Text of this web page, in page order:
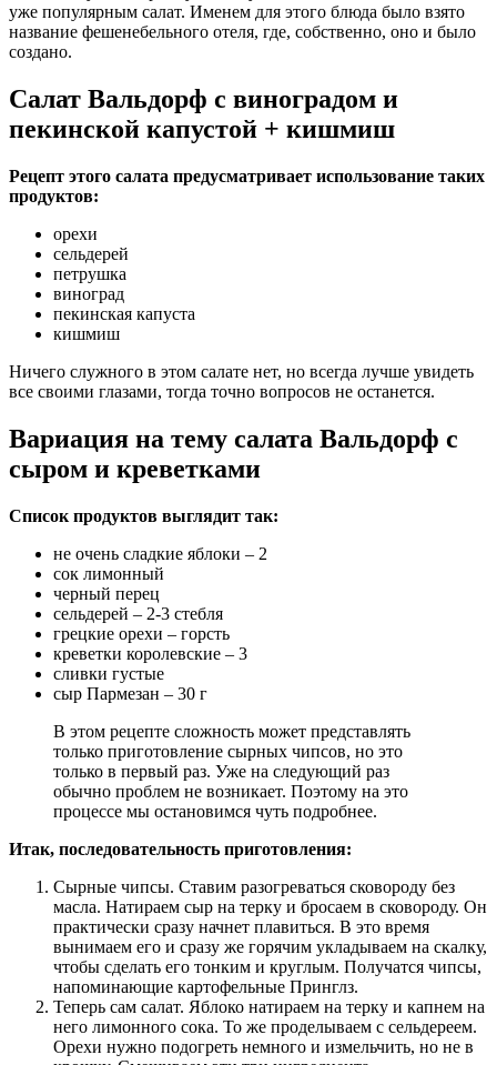
уже популярным салат. Именем для этого блюда было взято
название фешенебельного отеля, где, собственно, оно и было
создано.
Салат Вальдорф с виноградом и
пекинской капустой + кишмиш
Рецепт этого салата предусматривает использование таких
продуктов:
орехи
сельдерей
петрушка
виноград
пекинская капуста
кишмиш
Ничего служного в этом салате нет, но всегда лучше увидеть
все своими глазами, тогда точно вопросов не останется.
Вариация на тему салата Вальдорф с
сыром и креветками
Список продуктов выглядит так:
не очень сладкие яблоки – 2
сок лимонный
черный перец
сельдерей – 2-3 стебля
грецкие орехи – горсть
креветки королевские – 3
сливки густые
сыр Пармезан – 30 г
В этом рецепте сложность может представлять
только приготовление сырных чипсов, но это
только в первый раз. Уже на следующий раз
обычно проблем не возникает. Поэтому на это
процессе мы остановимся чуть подробнее.
Итак, последовательность приготовления:
Сырные чипсы. Ставим разогреваться сковороду без
масла. Натираем сыр на терку и бросаем в сковороду. Он
практически сразу начнет плавиться. В это время
вынимаем его и сразу же горячим укладываем на скалку,
чтобы сделать его тонким и круглым. Получатся чипсы,
напоминающие картофельные Принглз.
Теперь сам салат. Яблоко натираем на терку и капнем на
него лимонного сока. То же проделываем с сельдереем.
Орехи нужно подогреть немного и измельчить, но не в